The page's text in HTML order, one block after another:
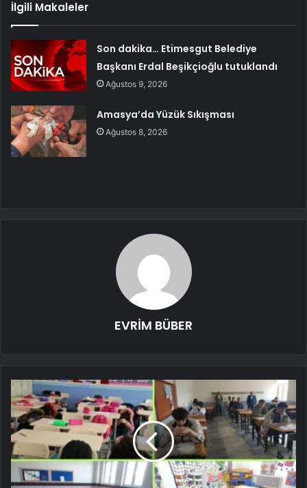
İlgili Makaleler
Son dakika… Etimesgut Belediye
Başkanı Erdal Beşikçioğlu tutuklandı
Ağustos 9, 2026
Amasya’da Yüzük Sıkışması
Ağustos 8, 2026
EVRİM BÜBER